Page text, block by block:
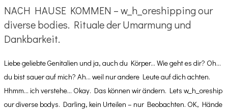
NACH HAUSE KOMMEN – w_h_oreshipping our
diverse bodies. Rituale der Umarmung und
Dankbarkeit.
Liebe geliebte Genitalien und ja, auch du Körper… Wie geht es dir? Oh…
du bist sauer auf mich? Ah… weil nur andere Leute auf dich achten.
Hhmm… ich verstehe… Okay. Das können wir ändern. Lets w_h_oreship
our diverse bodys. Darling, kein Urteilen – nur Beobachten. OK, Hände